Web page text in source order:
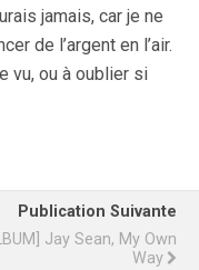
jamais, car je ne
de l’argent en l’air.
vu, ou à oublier si
Publication Suivante
Jay Sean, My Own
Way